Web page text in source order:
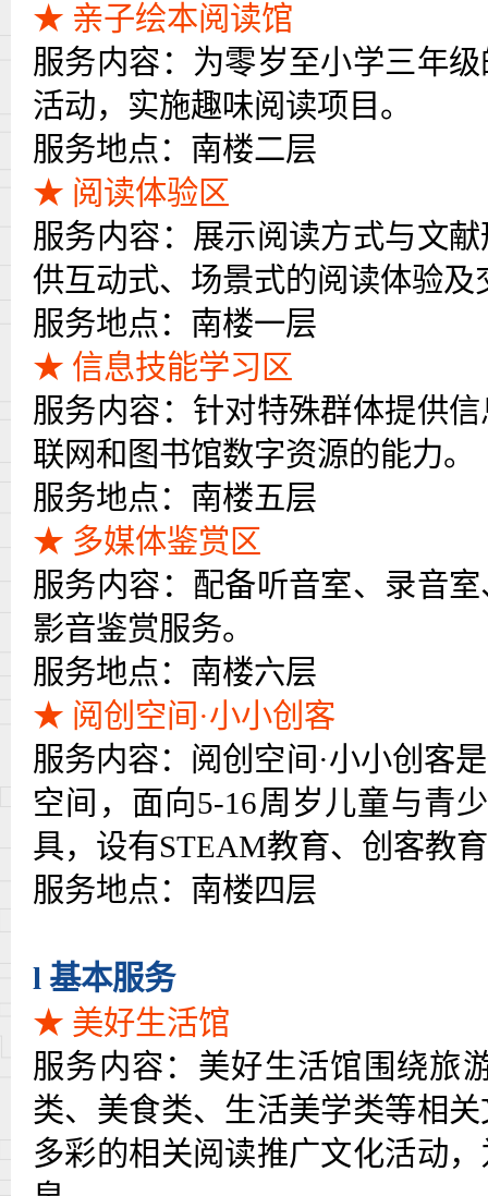
★ 亲子绘本阅读馆
服务内容：为零岁至小学三年
活动，实施趣味阅读项目。
服务地点：南楼二层
★ 阅读体验区
服务内容：展示阅读方式与文
供互动式、场景式的阅读体验及
服务地点：南楼一层
★ 信息技能学习区
服务内容：针对特殊群体提供
联网和图书馆数字资源的能力。
服务地点：南楼五层
★ 多媒体鉴赏区
服务内容：配备听音室、录音
影音鉴赏服务。
服务地点：南楼六层
★ 阅创空间·小小创客
服务内容：阅创空间 ·小小创客
空间，面向5-16周岁儿童与青
具，设有STEAM教育、创客教
服务地点：南楼四层
l 基本服务
★ 美好生活馆
服务内容：美好生活馆围绕旅
类、美食类、生活美学类等相
多彩的相关阅读推广文化活动